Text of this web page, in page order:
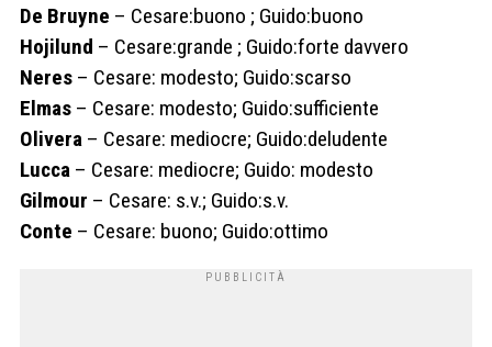
De Bruyne – Cesare:buono ; Guido:buono
Hojilund – Cesare:grande ; Guido:forte davvero
Neres – Cesare: modesto; Guido:scarso
Elmas – Cesare: modesto; Guido:sufficiente
Olivera – Cesare: mediocre; Guido:deludente
Lucca – Cesare: mediocre; Guido: modesto
Gilmour – Cesare: s.v.; Guido:s.v.
Conte – Cesare: buono; Guido:ottimo